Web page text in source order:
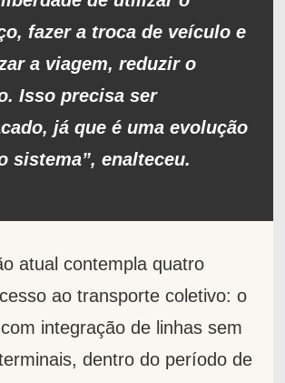
fazer a troca de veículo e
a viagem, reduzir o
Isso precisa ser
já que é uma evolução
sistema”, enalteceu.
atual contempla quatro
ao transporte coletivo: o
integração de linhas sem
dentro do período de